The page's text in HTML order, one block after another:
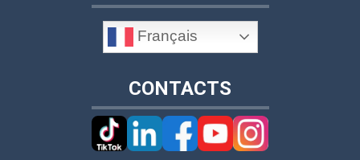
Français
CONTACTS